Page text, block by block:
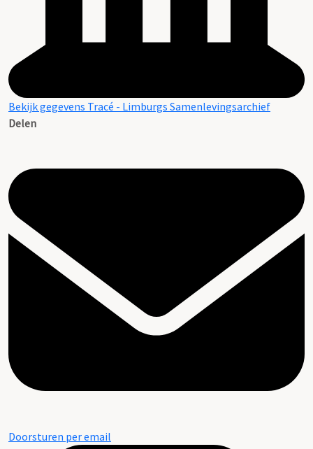
Bekijk gegevens Tracé - Limburgs Samenlevingsarchief
Delen
Doorsturen per email